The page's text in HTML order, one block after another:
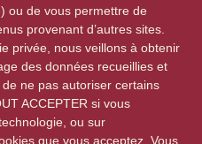
avec le personnel du restaurant
élus ou conjoints d’élus.
ou de vous permettre de
provenant d’autres sites.
privée, nous veillons à obtenir
des données recueillies et
ne pas autoriser certains
ACCEPTER si vous
ou sur
que vous acceptez. Vous